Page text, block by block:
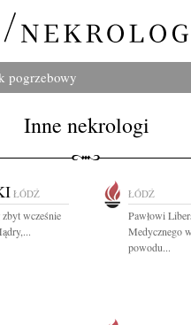
pogrzebowy
Inne nekrologi
ŁÓDŹ
wcześnie
ŁÓDŹ
Pawłowi
Medycznego
powodu...